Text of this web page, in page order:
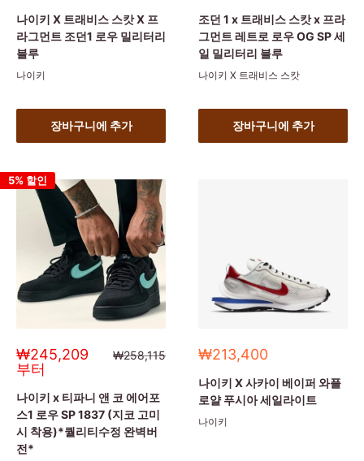
가
가
나이키 X 트래비스 스캇 X 프
라그먼트 조던1 로우 밀리터리
블루
나이키
장바구니에 추가
가
조던 1 x 트래비스 스캇 x 프라
그먼트 레트로 로우 OG SP 세
일 밀리터리 블루
나이키 X 트래비스 스캇
장바구니에 추가
5% 할인
세
일
가
₩245,209
부터
정
₩258,115
나이키 x 티파니 앤 코 에어포
스1 로우 SP 1837 (지코 고미
시 착용)*퀄리티수정 완벽버
전*
세
가
₩213,400
나이키 X 사카이 베이퍼 와플
로얄 푸시아 세일라이트
나이키